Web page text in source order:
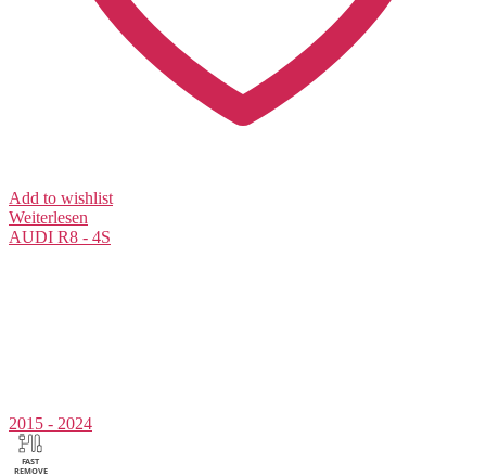
Add to wishlist
Weiterlesen
AUDI R8 - 4S
2015 - 2024